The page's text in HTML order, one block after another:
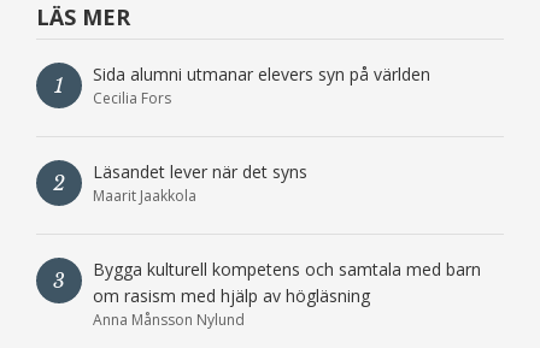
LÄS MER
1 Sida alumni utmanar elevers syn på världen
Cecilia Fors
2 Läsandet lever när det syns
Maarit Jaakkola
3
Bygga kulturell kompetens och samtala med barn
om rasism med hjälp av högläsning
Anna Månsson Nylund